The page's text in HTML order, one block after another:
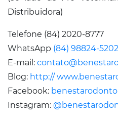
Distribuidora)
Telefone (84) 2020-8777
WhatsApp (84) 98824-5202
E-mail:
Blog: http://
Facebook: benestarodonto
Instagram: